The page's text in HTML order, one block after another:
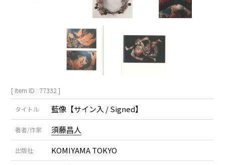
[ Item ID : 77332 ]
タイトル 藍像【サイン入 / Signed】
著者/作家 須藤昌人
出版社 KOMIYAMA TOKYO